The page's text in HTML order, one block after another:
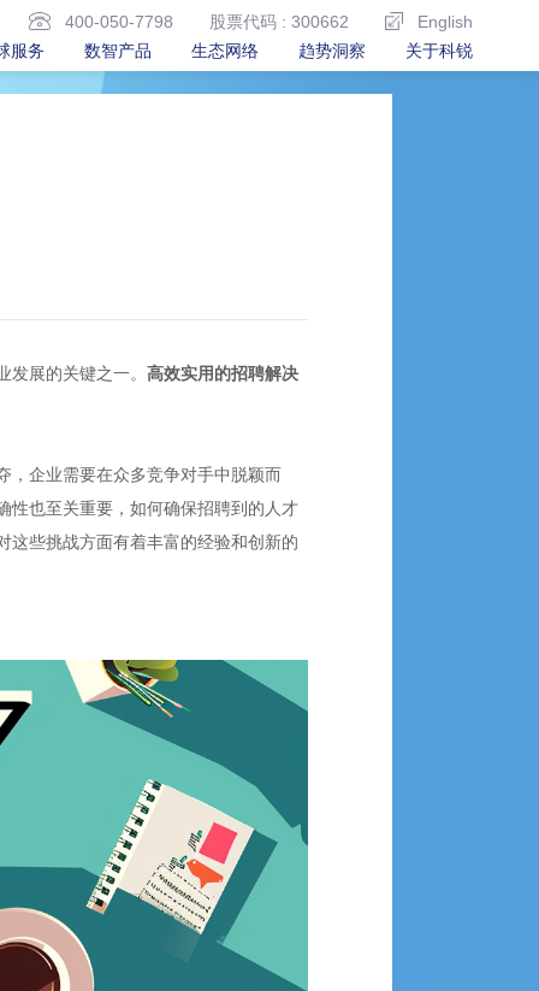
400-050-7798 股票代码 : 300662
English
服务
数智产品 生态网络 趋势洞察 关于科锐
展的关键之一。 高效实用的招聘解决
，企业需要在众多竞争对手中脱颖而
性也至关重要，如何确保招聘到的人才
这些挑战方面有着丰富的经验和创新的